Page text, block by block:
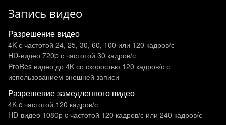
Запись видео
Разрешение видео
4K с частотой 24, 25, 30, 60, 100 или 120 кадров/с
HD-видео 720p с частотой 30 кадров/ с
ProRes видео до 4K со скоростью 120 кадров/с с
использованием внешней записи
Разрешение замедленного видео
4K c частотой 120 кадров/ с
HD-видео 1080р c частотой 120 кадров/ с или 240 кадров/ с